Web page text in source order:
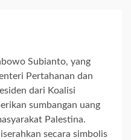
Subianto, yang
Pertahanan dan
dari Koalisi
sumbangan uang
Palestina.
secara simbolis